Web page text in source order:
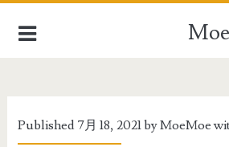
Published 7月 18, 2021 byMoeMoe